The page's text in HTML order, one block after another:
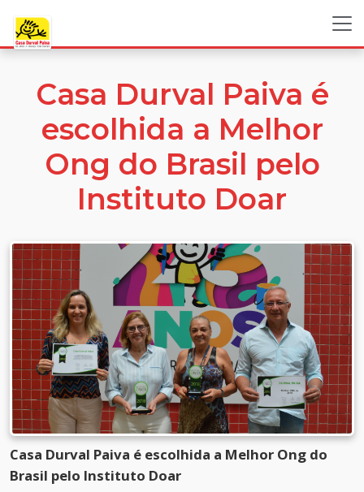
Casa Durval Paiva é
escolhida a Melhor
Ong do Brasil pelo
Instituto Doar
Casa Durval Paiva é escolhida a Melhor Ong do
Brasil pelo Instituto Doar